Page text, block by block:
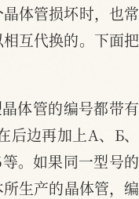
体管损坏时，也常
互代换的。下面把
体管的编号都带有
边再加上A、Б、
。如果同一型号的
生产的晶体管，编